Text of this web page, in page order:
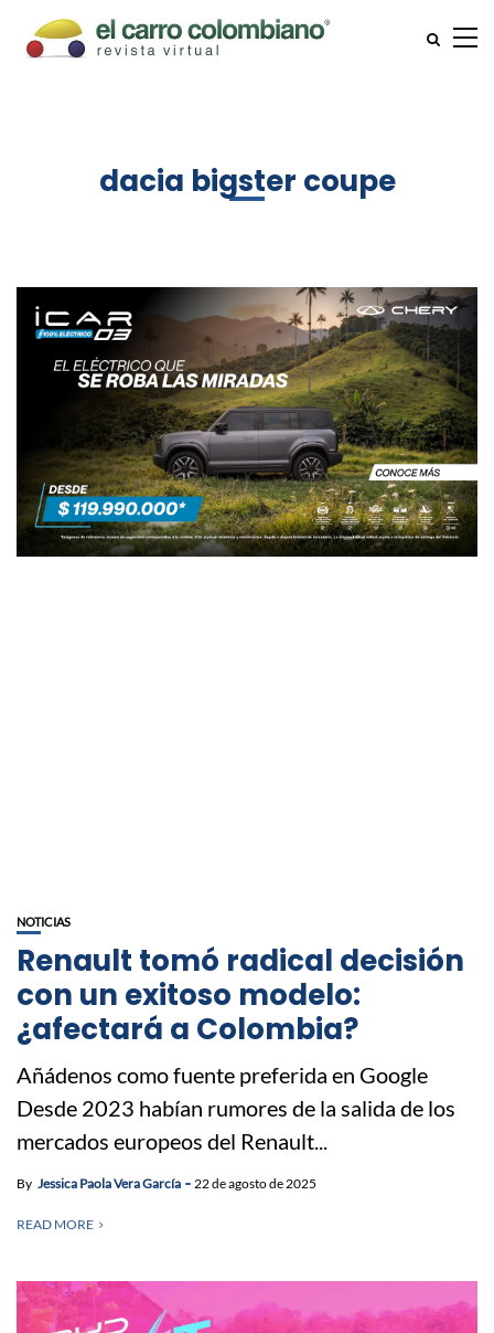
dacia bigster coupe
NOTICIAS
Renault tomó radical decisión
con un exitoso modelo:
¿afectará a Colombia?
Añádenos como fuente preferida en Google
Desde 2023 habían rumores de la salida de los
mercados europeos del Renault...
By Jessica Paola Vera García 22 de agosto de 2025
READ MORE